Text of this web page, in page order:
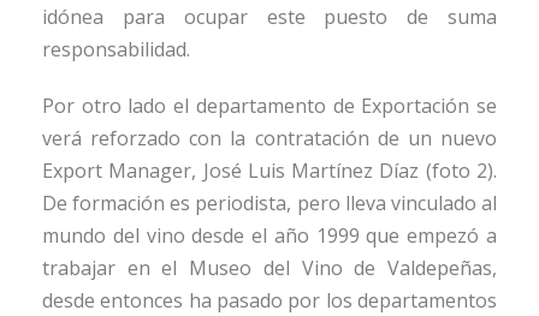
idónea para ocupar este puesto de suma
responsabilidad.
Por otro lado el departamento de Exportación se
verá reforzado con la contratación de un nuevo
Export Manager, José Luis Martínez Díaz (foto 2).
De formación es periodista, pero lleva vinculado al
mundo del vino desde el año 1999 que empezó a
trabajar en el Museo del Vino de Valdepeñas,
desde entonces ha pasado por los departamentos